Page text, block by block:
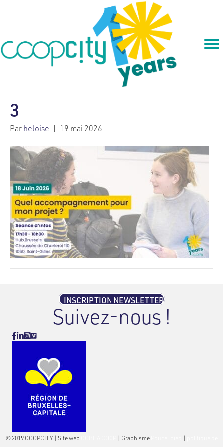
3
Parheloise | 19 mai 2026
INSCRIPTION NEWSLETTER
Suivez-nous !
Facebook
Linkedin
Instagram
Vimeo
© 2019 COOPCITY | Site web | Graphisme |